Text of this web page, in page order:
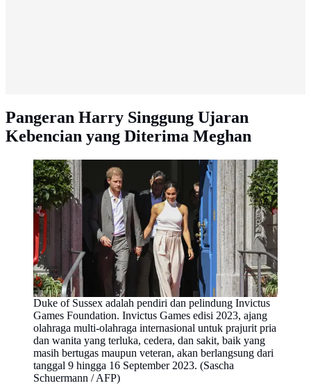
Pangeran Harry Singgung Ujaran
Kebencian yang Diterima Meghan
Duke of Sussex adalah pendiri dan pelindung Invictus
Games Foundation. Invictus Games edisi 2023, ajang
olahraga multi-olahraga internasional untuk prajurit pria
dan wanita yang terluka, cedera, dan sakit, baik yang
masih bertugas maupun veteran, akan berlangsung dari
tanggal 9 hingga 16 September 2023. (Sascha
Schuermann / AFP)